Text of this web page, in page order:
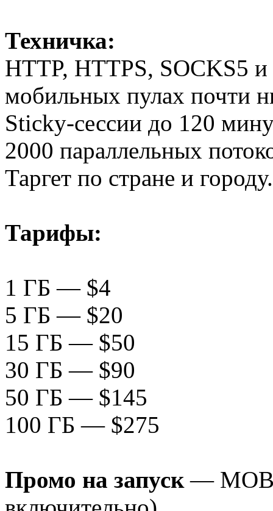
Техничка:
HTTP, HTTPS, SOCKS5
мобильных пулах почти
Sticky-сессии до 120
2000 параллельных
Таргет по стране и городу.
Тарифы:
1 ГБ — $4
5 ГБ — $20
15 ГБ — $50
30 ГБ — $90
50 ГБ — $145
100 ГБ — $275
Промо на запуск—